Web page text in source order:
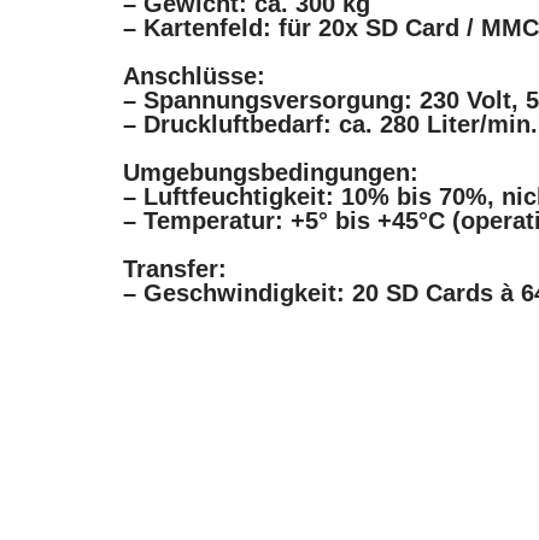
– Kartenfeld: für 20x SD Card / MMC
Anschlüsse:
– Spannungsversorgung: 230 Volt,
– Druckluftbedarf: ca. 280 Liter/
Umgebungsbedingungen:
– Luftfeuchtigkeit: 10% bis 70%,
– Temperatur: +5° bis +45°C
Transfer:
– Geschwindigkeit: 20 SD Cards à